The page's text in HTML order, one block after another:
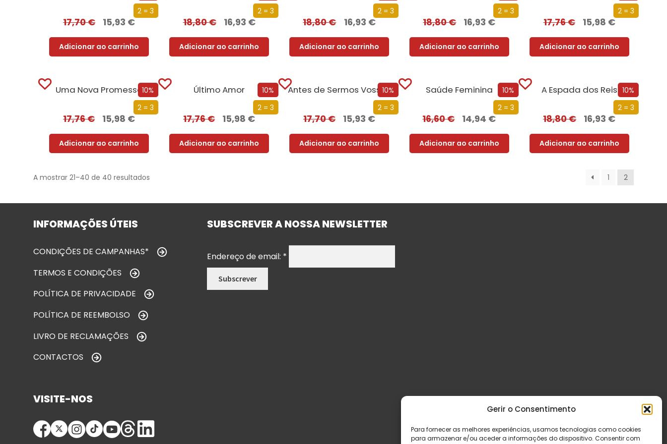
Gerir o Consentimento
Para fornecer as melhores experiências, usamos tecnologias como cookies
para armazenar e/ou aceder a informações do dispositivo. Consentir com
2 = 3
17,70€ 15,93 €
Adicionar ao carrinho
2 = 3
18,80€ 16,93 €
Adicionar ao carrinho
2 = 3
18,80€ 16,93 €
Adicionar ao carrinho
2 = 3
18,80€ 16,93 €
Adicionar ao carrinho
2 = 3
17,76€ 15,98 €
Adicionar ao carrinho
10%
2 = 3
Uma Nova Promessa
17,76€ 15,98 €
Adicionar ao carrinho
10%
2 = 3
Último Amor
17,76€ 15,98 €
Adicionar ao carrinho
10%
2 = 3
Antes de Sermos Vossos
17,70€ 15,93 €
Adicionar ao carrinho
10%
2 = 3
Saúde Feminina
16,60€ 14,94 €
Adicionar ao carrinho
10%
2 = 3
A Espada dos Reis
18,80€ 16,93 €
Adicionar ao carrinho
A mostrar 21–40 de 40 resultados 1 2
INFORMAÇÕES ÚTEIS
CONDIÇÕES DE CAMPANHAS*
TERMOS E CONDIÇÕES
POLÍTICA DE PRIVACIDADE
POLÍTICA DE REEMBOLSO
LIVRO DE RECLAMAÇÕES
CONTACTOS
SUBSCREVER A NOSSA NEWSLETTER
Endereço de email: *
VISITE-NOS